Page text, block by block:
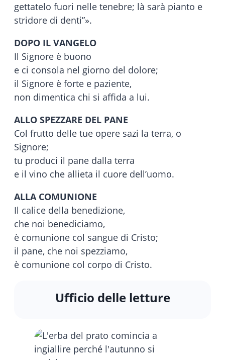
gettatelo fuori nelle tenebre; là sarà pianto e
stridore di denti”».
DOPO IL VANGELO
Il Signore è buono
e ci consola nel giorno del dolore;
il Signore è forte e paziente,
non dimentica chi si affida a lui.
ALLO SPEZZARE DEL PANE
Col frutto delle tue opere sazi la terra, o
Signore;
tu produci il pane dalla terra
e il vino che allieta il cuore dell’uomo.
ALLA COMUNIONE
Il calice della benedizione,
che noi benediciamo,
è comunione col sangue di Cristo;
il pane, che noi spezziamo,
è comunione col corpo di Cristo.
Ufficio delle letture